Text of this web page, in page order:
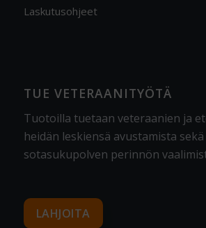
Laskutusohjeet
TUE VETERAANITYÖTÄ
Tuotoilla tuetaan veteraanien ja
heidän leskiensä avustamista sekä
sotasukupolven perinnön
LAHJOITA